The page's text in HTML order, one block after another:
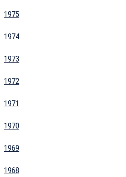
1975
1974
1973
1972
1971
1970
1969
1968